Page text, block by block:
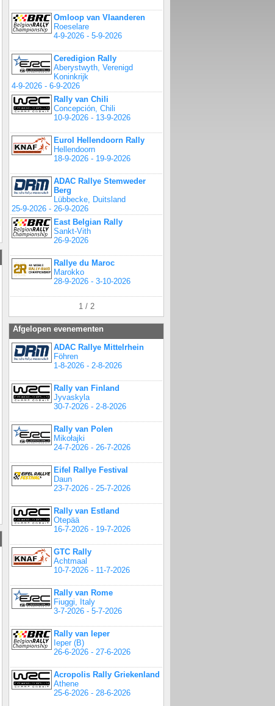
Omloop van Vlaanderen
Roeselare
4-9-2026 - 5-9-2026
Ceredigion Rally
Aberystwyth, Verenigd
Koninkrijk
4-9-2026 - 6-9-2026
Rally van Chili
Concepción, Chili
10-9-2026 - 13-9-2026
Eurol Hellendoorn Rally
Hellendoorn
18-9-2026 - 19-9-2026
ADAC Rallye Stemweder
Berg
Lübbecke, Duitsland
25-9-2026 - 26-9-2026
East Belgian Rally
Sankt-Vith
26-9-2026
Rallye du Maroc
Marokko
28-9-2026 - 3-10-2026
1 / 2
Afgelopen evenementen
ADAC Rallye Mittelrhein
Föhren
1-8-2026 - 2-8-2026
Rally van Finland
Jyvaskyla
30-7-2026 - 2-8-2026
Rally van Polen
Mikołajki
24-7-2026 - 26-7-2026
Eifel Rallye Festival
Daun
23-7-2026 - 25-7-2026
Rally van Estland
Otepää
16-7-2026 - 19-7-2026
GTC Rally
Achtmaal
10-7-2026 - 11-7-2026
Rally van Rome
Fiuggi, Italy
3-7-2026 - 5-7-2026
Rally van Ieper
Ieper (B)
26-6-2026 - 27-6-2026
Acropolis Rally Griekenland
Athene
25-6-2026 - 28-6-2026